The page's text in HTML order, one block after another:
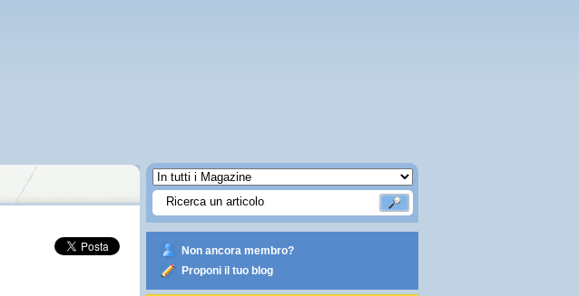
Non ancora membro?
Proponi il tuo blog